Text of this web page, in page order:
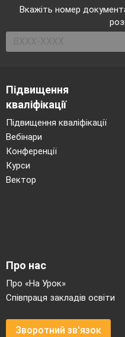
Вкажіть номер
Підвищення
кваліфікації
Підвищення кваліфікації
Вебінари
Конференції
Курси
Вектор
Про нас
Про «На Урок»
Співпраця закладів освіти
Зворотний зв'язок